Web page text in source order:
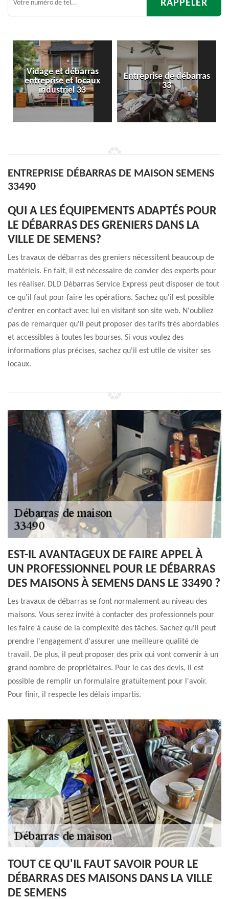
Entreprise de débarras
33
Débarras
d'appartement 33
ENTREPRISE DÉBARRAS DE MAISON SEMENS
33490
QUI A LES ÉQUIPEMENTS ADAPTÉS POUR
LE DÉBARRAS DES GRENIERS DANS LA
VILLE DE SEMENS?
Les travaux de débarras des greniers nécessitent beaucoup de
matériels. En fait, il est nécessaire de convier des experts pour
les réaliser. DLD Débarras Service Express peut disposer de tout
ce qu'il faut pour faire les opérations. Sachez qu'il est possible
d'entrer en contact avec lui en visitant son site web. N'oubliez
pas de remarquer qu'il peut proposer des tarifs très abordables
et accessibles à toutes les bourses. Si vous voulez des
informations plus précises, sachez qu'il est utile de visiter ses
locaux.
EST-IL AVANTAGEUX DE FAIRE APPEL À
UN PROFESSIONNEL POUR LE DÉBARRAS
DES MAISONS À SEMENS DANS LE 33490 ?
Les travaux de débarras se font normalement au niveau des
maisons. Vous serez invité à contacter des professionnels pour
les faire à cause de la complexité des tâches. Sachez qu'il peut
prendre l'engagement d'assurer une meilleure qualité de
travail. De plus, il peut proposer des prix qui vont convenir à un
grand nombre de propriétaires. Pour le cas des devis, il est
possible de remplir un formulaire gratuitement pour l'avoir.
Pour finir, il respecte les délais impartis.
TOUT CE QU'IL FAUT SAVOIR POUR LE
DÉBARRAS DES MAISONS DANS LA VILLE
DE SEMENS